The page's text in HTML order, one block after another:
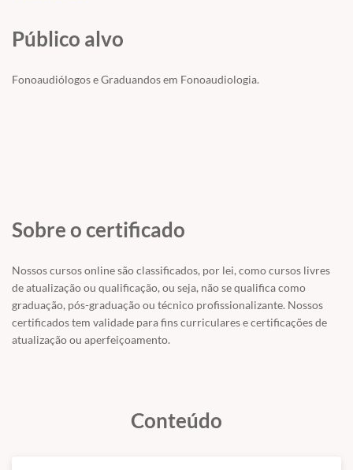
E com toda essa demanda crescente, nós não poderíamos ficar sem
ter um bate-babo incrível sobre o assunto...
Paciente criança precisa de sedação se não tiver dormindo
na hora do exame?
públicos (criança, adulto, idoso)?
Quer saber mais sobre esse exame? Vem nos acompanhar nessa live
cheia de dicas incríveis!
Esta aula possui 22 minutos de duração e é apresentada no formato
Público alvo
Fonoaudiólogos e Graduandos em Fonoaudiologia.
Sobre o certificado
Nossos cursos online são classificados, por lei, como cursos livres
de atualização ou qualificação, ou seja, não se qualifica como
graduação, pós-graduação ou técnico profissionalizante. Nossos
certificados tem validade para fins curriculares e certificações de
atualização ou aperfeiçoamento.
Conteúdo